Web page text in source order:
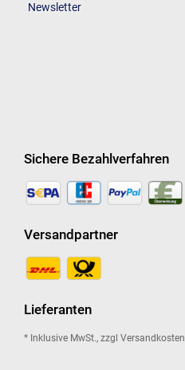
Newsletter
Sichere Bezahlverfahren
Versandpartner
Lieferanten
* Inklusive MwSt., zzgl Versandkosten